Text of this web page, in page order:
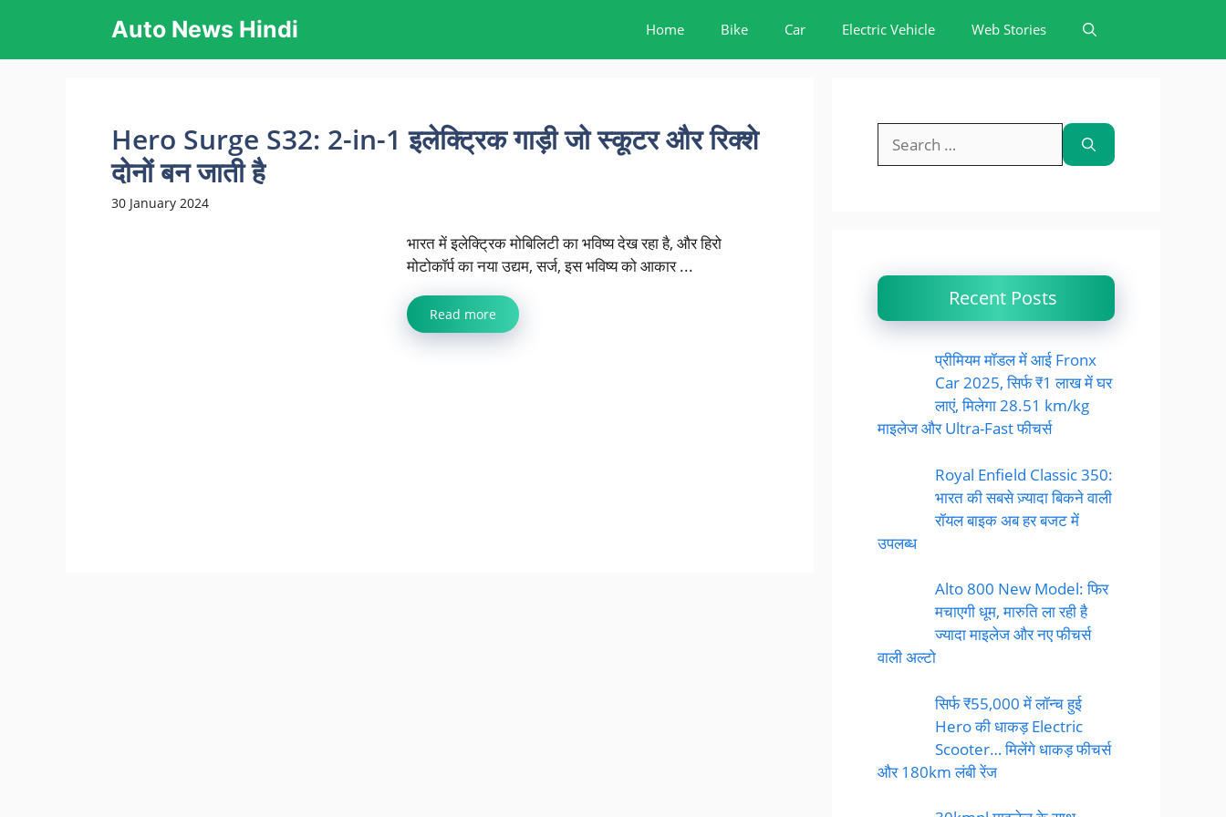
content
Auto News Hindi Home Bike Car Electric Vehicle Web Stories
Hero Surge S32: 2-in-1 इलेक्ट्रिक गाड़ी जो स्कूटर और रिक्शे
दोनों बन जाती है
30 January 2024
भारत में इलेक्ट्रिक मोबिलिटी का भविष्य देख रहा है, और हिरो
मोटोकॉर्प का नया उद्यम, सर्ज, इस भविष्य को आकार ...
Read more
Search
for:
Recent Posts
प्रीमियम मॉडल में आई Fronx
Car 2025, सिर्फ ₹1 लाख में घर
लाएं, मिलेगा 28.51 km/kg
माइलेज और Ultra-Fast फीचर्स
Royal Enfield Classic 350:
भारत की सबसे ज़्यादा बिकने वाली
रॉयल बाइक अब हर बजट में
उपलब्ध
Alto 800 New Model: फिर
मचाएगी धूम, मारुति ला रही है
ज्यादा माइलेज और नए फीचर्स
वाली अल्टो
सिर्फ ₹55,000 में लॉन्च हुई
Hero की धाकड़ Electric
Scooter… मिलेंगे धाकड़ फीचर्स
और 180km लंबी रेंज